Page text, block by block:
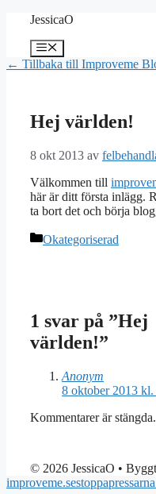
Hoppa
innehåll
JessicaO
Meny
← Tillbaka till Improveme
Hej världen!
8 okt 2013 av
Välkommen till
här är ditt första inlägg.
ta bort det och börja
Kategorier
Okategoriserad
1 svar på ”Hej
världen!”
Anonym
8 oktober 2013 kl.
Kommentarer är stängda.
© 2026 JessicaO •
improveme.se